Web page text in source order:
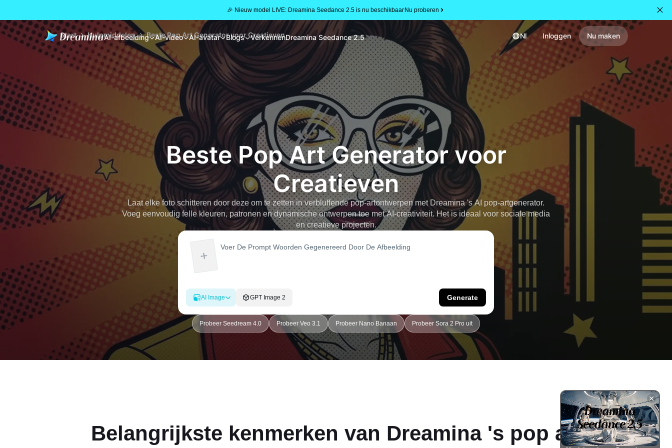
🎉 Nieuw model LIVE: Dreamina Seedance 2.5 is nu beschikbaarNu proberen
AI-afbeelding AI-video AI-avatar Blogs VerkennenDreamina Seedance 2.5 Nl Inloggen Nu maken
Start Hulpmiddelen Beste Pop Art Generator voor Creatieven
Beste Pop Art Generator voor
Creatieven
Laat elke foto schitteren door deze om te zetten in verbluffende pop-artontwerpen met Dreamina 's AI pop-artgenerator.
Voeg eenvoudig felle kleuren, patronen en dynamische ontwerpen toe met AI-creativiteit. Het is ideaal voor sociale media
en creatieve projecten.
AI Image GPT Image 2 Generate
Probeer Seedream 4.0 Probeer Veo 3.1 Probeer Nano Banaan Probeer Sora 2 Pro uit
Belangrijkste kenmerken van Dreamina 's pop art